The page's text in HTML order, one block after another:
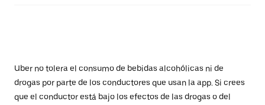
Uber no tolera el consumo de bebidas alcohólicas ni de
drogas por parte de los conductores que usan la app. Si crees
que el conductor está bajo los efectos de las drogas o del